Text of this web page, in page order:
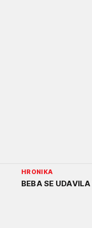
HRONIKA
BEBA SE